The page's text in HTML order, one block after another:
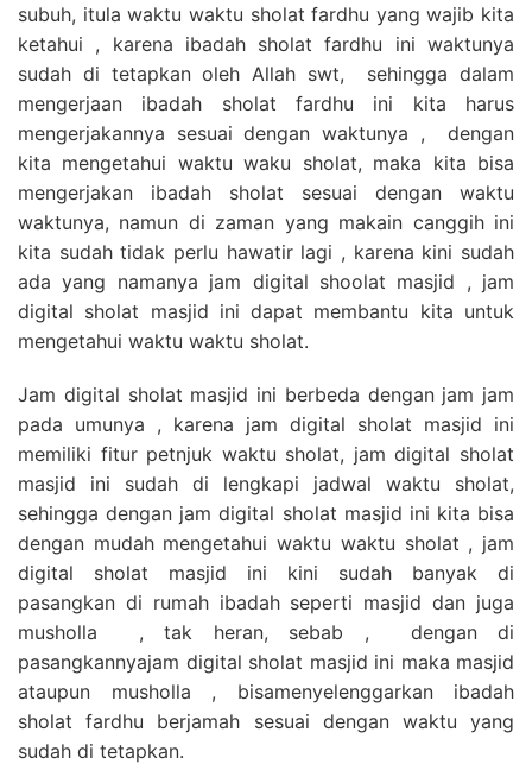
subuh, itula waktu waktu sholat fardhu yang wajib kita
ketahui , karena ibadah sholat fardhu ini waktunya
sudah di tetapkan oleh Allah swt, sehingga dalam
mengerjaan ibadah sholat fardhu ini kita harus
mengerjakannya sesuai dengan waktunya , dengan
kita mengetahui waktu waku sholat, maka kita bisa
mengerjakan ibadah sholat sesuai dengan waktu
waktunya, namun di zaman yang makain canggih ini
kita sudah tidak perlu hawatir lagi , karena kini sudah
ada yang namanya jam digital shoolat masjid , jam
digital sholat masjid ini dapat membantu kita untuk
mengetahui waktu waktu sholat.
Jam digital sholat masjid ini berbeda dengan jam jam
pada umunya , karena jam digital sholat masjid ini
memiliki fitur petnjuk waktu sholat, jam digital sholat
masjid ini sudah di lengkapi jadwal waktu sholat,
sehingga dengan jam digital sholat masjid ini kita bisa
dengan mudah mengetahui waktu waktu sholat , jam
digital sholat masjid ini kini sudah banyak di
pasangkan di rumah ibadah seperti masjid dan juga
musholla , tak heran, sebab , dengan di
pasangkannyajam digital sholat masjid ini maka masjid
ataupun musholla , bisamenyelenggarkan ibadah
sholat fardhu berjamah sesuai dengan waktu yang
sudah di tetapkan.